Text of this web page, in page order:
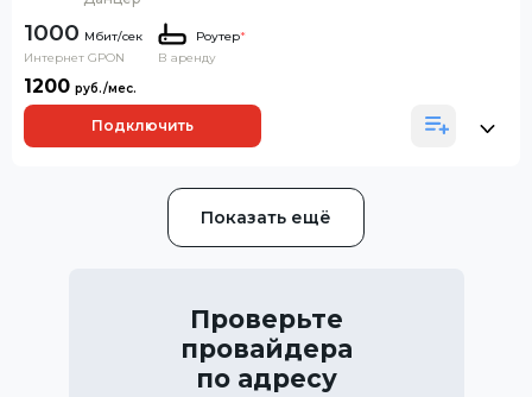
1000
Интернет GPON
Роутер*
В аренду
1200
Подключить
Показать ещё
Проверьте
провайдера
по адресу